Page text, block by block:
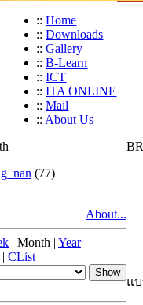
:: Home
:: Downloads
:: Gallery
:: B-Learn
:: ICT
:: ITA ONLINE
:: Mail
:: About Us
(77)
About...
| Month | Year
| CList
แ